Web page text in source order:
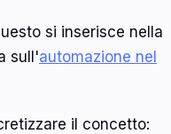
si inserisce nella
sull'automazione nel
il concetto: